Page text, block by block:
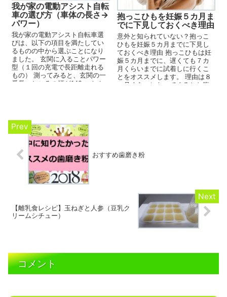
我が家の電動アシスト自転
車の選び方（車体の長さ→
パワー）
我が家の電動アシスト自転車選
びは、以下の項目を満たしてい
るものの中から選ぶことになり
ました。 玄関に入ることパワー
型（１回の充電で長距離走れる
もの） 測ってみると、玄関の一
番長いところの幅が149cmしか
抱っこひもを妊娠５カ月ま
でに下見しておくべき理由
意外と知られていない？抱っこ
ひもを妊娠５カ月までに下見し
ておくべき理由 抱っこひもは妊
娠５カ月までに、遅くても７カ
月くらいまでに試着しに行くこ
とをオススメします。 理由は８
ヵ月くらいになってくるとお腹
おすすめ歯磨き粉
【離乳食レシピ】玉ねぎと人参（豆乳ク
リームシチュー）
コメント